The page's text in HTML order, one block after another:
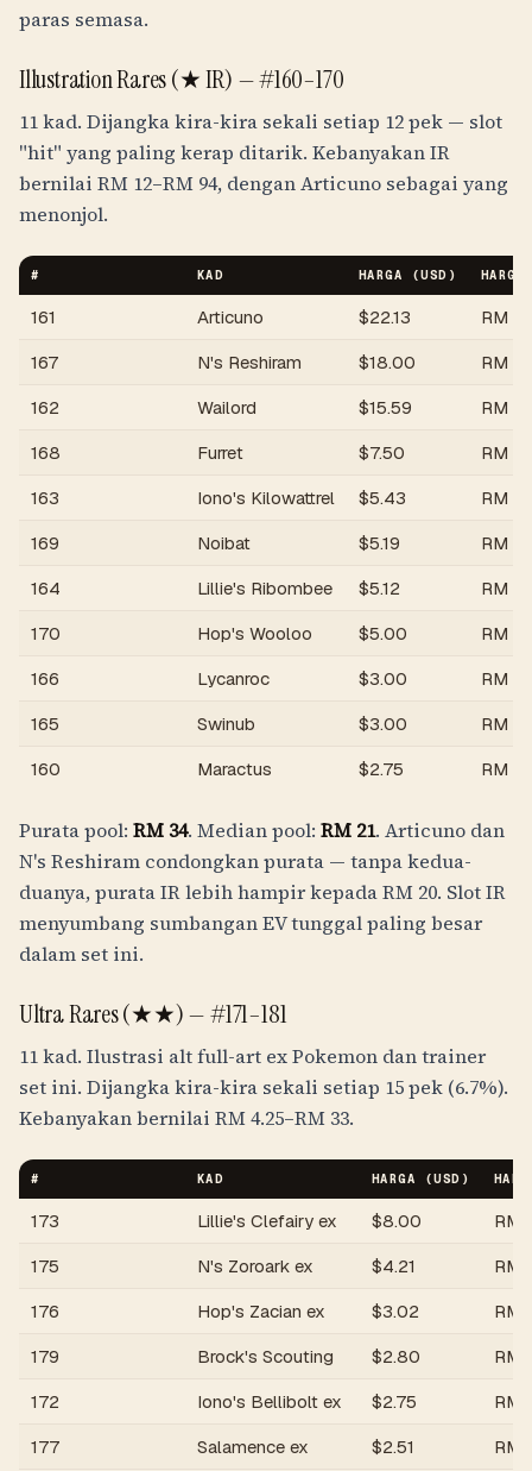
paras semasa.
Illustration Rares (★ IR) — #160–170
11 kad. Dijangka kira-kira sekali setiap 12 pek — slot
"hit" yang paling kerap ditarik. Kebanyakan IR
bernilai RM 12–RM 94, dengan Articuno sebagai yang
menonjol.
# KAD HARGA (USD)
161 Articuno $22.13 RM
167
N's Reshiram $18.00 RM
162
Wailord $15.59 RM
168
Furret $7.50 RM
163
Iono's Kilowattrel $5.43 RM
169
Noibat $5.19 RM
164
Lillie's Ribombee $5.12 RM
170
Hop's Wooloo $5.00 RM
166
Lycanroc $3.00 RM
165
Swinub $3.00 RM
160
Maractus $2.75 RM
Purata pool: RM34. Median pool: RM 21. Articuno dan
N's Reshiram condongkan purata — tanpa kedua-
duanya, purata IR lebih hampir kepadaRM 20. Slot IR
menyumbang sumbangan EV tunggal paling besar
dalam set ini.
Ultra Rares (★★) — #171–181
11 kad. Ilustrasi alt full-art ex Pokemon dan trainer
set ini. Dijangka kira-kira sekali setiap 15 pek (6.7%).
Kebanyakan bernilai RM4.25–RM 33.
# KAD HARGA (USD)
173 Lillie's Clefairy ex $8.00 RM
175
N's Zoroark ex $4.21 RM
176
Hop's Zacian ex $3.02 RM
179
Brock's Scouting $2.80 RM
172
Iono's Bellibolt ex $2.75 RM
177
Salamence ex $2.51 RM